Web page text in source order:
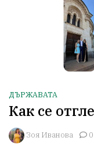
ДЪРЖАВАТА
Как се
Зоя Иванова 0